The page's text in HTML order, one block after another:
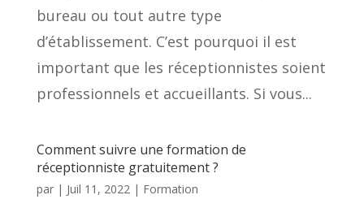
bureau ou tout autre type
d’établissement. C’est pourquoi il est
important que les réceptionnistes soient
professionnels et accueillants. Si vous...
Comment suivre une formation de
réceptionniste gratuitement ?
par | Juil 11, 2022| Formation